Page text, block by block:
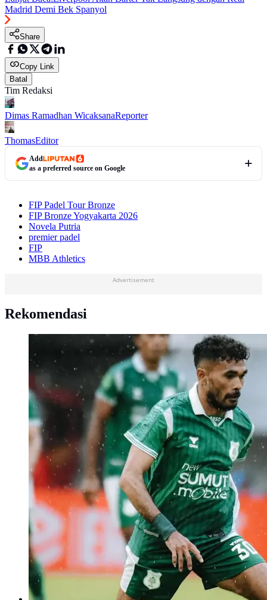
Madrid Demi Bek Spanyol
Share
Copy Link
Batal
Tim Redaksi
Dimas Ramadhan WicaksanaReporter
ThomasEditor
Add
as a preferred source on Google
FIP Padel Tour Bronze
FIP Bronze Yogyakarta 2026
Novela Putria
premier padel
FIP
MBB Athletics
Advertisement
Rekomendasi